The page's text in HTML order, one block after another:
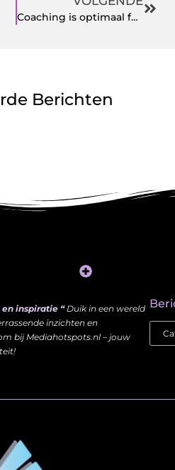
Coaching is optimaal functionerend uw doel bereiken
Berichten
inspiratie “Duik in een wereld
inzichten en
bij Mediahotspots.nl – jouw